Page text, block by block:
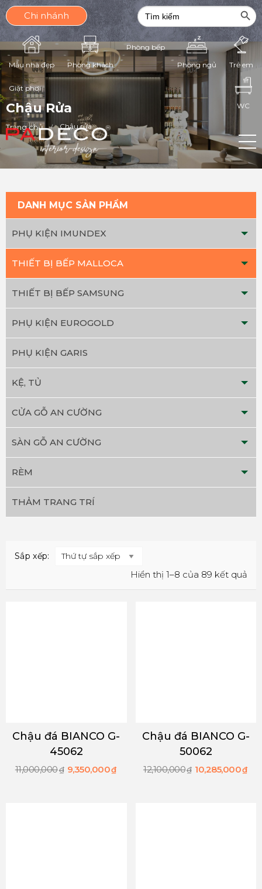
Chi nhánh
Search
for:
Search
Mẫu nhà đẹp Phòng khách
Phòng bếp
Phòng ngủ
Trẻ em
Giặt phơi
WC
Chậu Rửa
Trang chủ Chậu rửa
DANH MỤC SẢN PHẨM
PHỤ KIỆN IMUNDEX
THIẾT BỊ BẾP MALLOCA
THIẾT BỊ BẾP SAMSUNG
PHỤ KIỆN EUROGOLD
PHỤ KIỆN GARIS
KỆ, TỦ
CỬA GỖ AN CƯỜNG
SÀN GỖ AN CƯỜNG
RÈM
THẢM TRANG TRÍ
Hiển thị 1–8 của 89 kết quả
Sắp xếp:
Chậu đá BIANCO G-
45062
11,000,000₫ 9,350,000₫
Chậu đá BIANCO G-
50062
12,100,000₫ 10,285,000₫